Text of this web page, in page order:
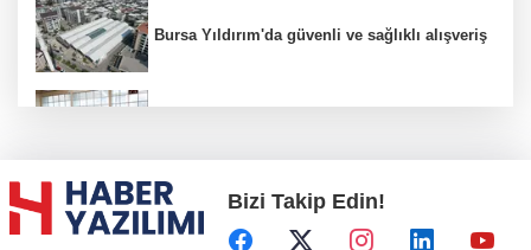
Bursa Yıldırım'da güvenli ve sağlıklı alışveriş
Başkent'in göletlerinde temizlik ve bakım
sürüyor
Bizi Takip Edin!